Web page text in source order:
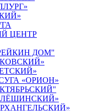
ЦЕНТР
ДОМ"
«ОРИОН»